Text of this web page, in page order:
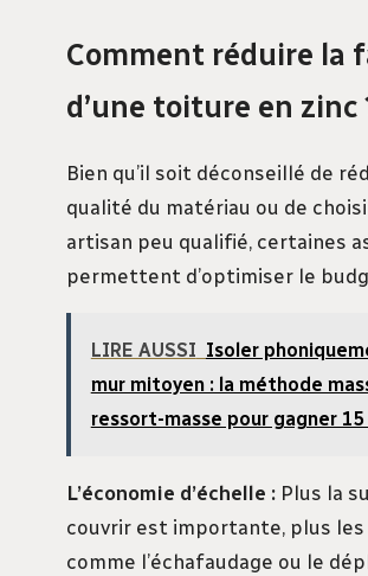
Comment réduire la
d’une toiture en zinc
Bien qu’il soit déconseillé de
qualité du matériau ou de
artisan peu qualifié, certaines
permettent d’optimiser le
LIRE AUSSI Isoler
mur mitoyen : la méthode
ressort-masse pour gagner 15
L’économie d’échelle : Plus la
couvrir est importante, plus
comme l’échafaudage ou le